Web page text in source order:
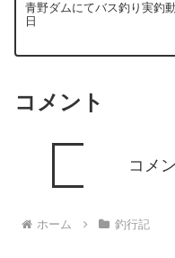
青野ダムにてバス釣り実釣
日
コメント
コメ
ホーム 釣行記